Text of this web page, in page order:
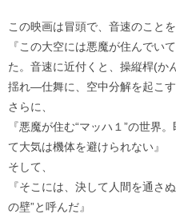
この映画は冒頭で、音速のこと
『この大空には悪魔が住んでい
た。音速に近付くと、操縦桿(か
揺れ―仕舞に、空中分解を起こす
さらに、
『悪魔が住む“マッハ１”の世界
て大気は機体を避けられない』
そして、
『そこには、決して人間を通さ
の壁”と呼んだ』